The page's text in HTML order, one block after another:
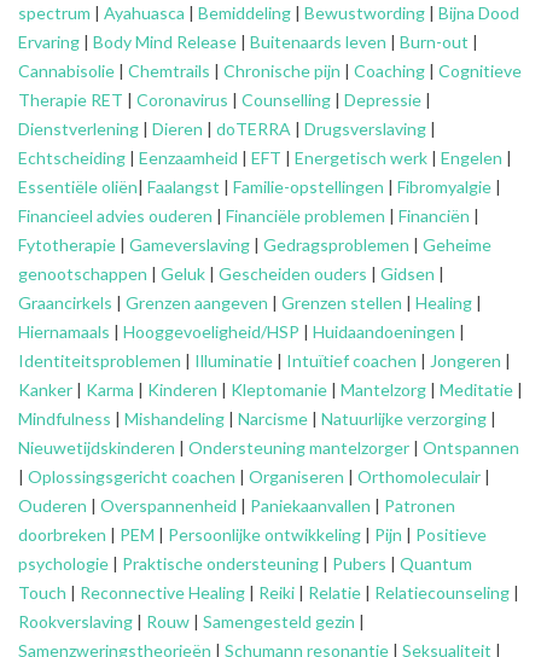
spectrum | Ayahuasca | Bemiddeling | Bewustwording | Bijna Dood
Ervaring | Body Mind Release | Buitenaards leven | Burn-out |
Cannabisolie | Chemtrails | Chronische pijn | Coaching | Cognitieve
Therapie RET | Coronavirus | Counselling | Depressie |
Dienstverlening | Dieren | doTERRA | Drugsverslaving |
Echtscheiding | Eenzaamheid | EFT | Energetisch werk | Engelen |
Essentiële oliën| Faalangst | Familie-opstellingen | Fibromyalgie |
Financieel advies ouderen | Financiële problemen | Financiën |
Fytotherapie | Gameverslaving | Gedragsproblemen | Geheime
genootschappen | Geluk | Gescheiden ouders | Gidsen |
Graancirkels | Grenzen aangeven | Grenzen stellen | Healing |
Hiernamaals | Hooggevoeligheid/HSP | Huidaandoeningen |
Identiteitsproblemen | Illuminatie | Intuïtief coachen | Jongeren |
Kanker | Karma | Kinderen | Kleptomanie | Mantelzorg | Meditatie |
Mindfulness | Mishandeling | Narcisme | Natuurlijke verzorging |
Nieuwetijdskinderen | Ondersteuningmantelzorger | Ontspannen
| Oplossingsgericht coachen | Organiseren | Orthomoleculair |
Ouderen | Overspannenheid | Paniekaanvallen | Patronen
doorbreken | PEM | Persoonlijke ontwikkeling | Pijn | Positieve
psychologie | Praktische ondersteuning | Pubers | Quantum
Touch | Reconnective Healing | Reiki | Relatie | Relatiecounseling |
Rookverslaving | Rouw | Samengesteld gezin |
Samenzweringstheorieën | Schumann resonantie | Seksualiteit |